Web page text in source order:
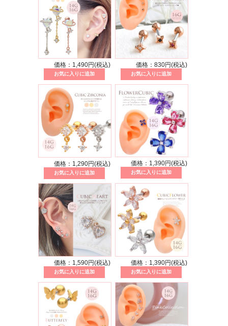
価格：1,490円(税込) 価格：830円(税込)
価格：1,290円(税込) 価格：1,390円(税込)
価格：1,590円(税込) 価格：1,390円(税込)